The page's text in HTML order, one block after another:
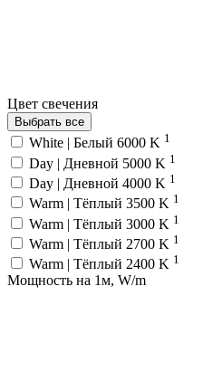
Цвет свечения
Выбрать все
White | Белый 6000 K 1
Day | Дневной 5000 K 1
Day | Дневной 4000 K 1
Warm | Тёплый 3500 K 1
Warm | Тёплый 3000 K 1
Warm | Тёплый 2700 K 1
Warm | Тёплый 2400 K 1
Мощность на 1м, W/m